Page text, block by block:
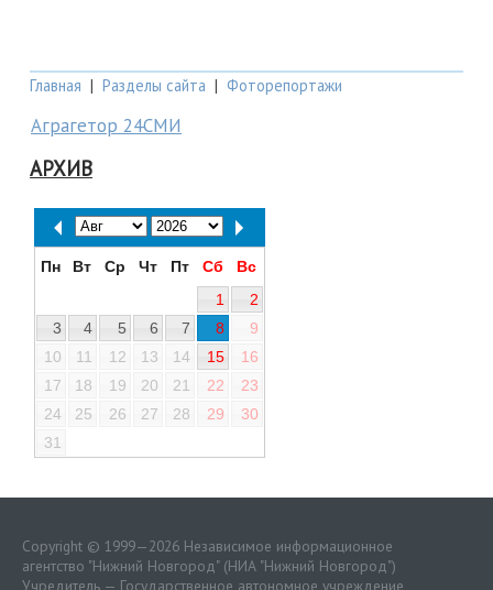
Главная | Разделы сайта | Фоторепортажи
Аграгетор 24СМИ
АРХИВ
Пн Вт Ср Чт Пт Сб
Вс
1
2
3
4 5 6 7 8
9
10
11 12 13 14 15
16
17
18 19 20 21 22
23
24
25 26 27 28 29
30
31
Copyright © 1999—2026 Независимое информационное
агентство "Нижний Новгород" (НИА "Нижний Новгород")
Учредитель — Государственное автономное учреждение